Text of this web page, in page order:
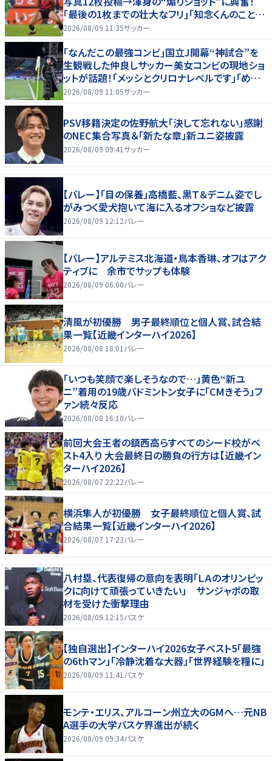
｢最後の1枚までの壮大なフリ｣｢知念くんのことど
んだけ好きなんよｗ｣
2026/08/09 11:35サッカー
｢なんだこの最強コンビ｣国立J開幕“神試合”を
生観戦した仲良しサッカー美女コンビの現地ショ
ットが話題！｢メッシとクリロナレベルです｣｢めちゃ
くちゃ可愛い｣
2026/08/09 11:05サッカー
PSV移籍決定の佐野航大「決して忘れない」感謝
のNEC集合写真＆「新たな章」新ユニ姿披露
2026/08/09 09:41サッカー
【バレー】「目の保養」高橋藍、黒Ｔ＆デニム姿でし
がみつく愛犬抱いて海に入るオフショなど披露
2026/08/09 12:12バレー
【バレー】アルテミス北海道・鳥本香琳、オフはアク
ティブに 余市でサップも体験
2026/08/09 06:00バレー
清風が初優勝 男子最終順位と個人賞、試合結
果一覧【近畿インターハイ2026】
2026/08/08 18:01 バレー
「いつも笑顔で楽しそうなので…」黄色“新ユ
ニ”着用の19歳バドミントン女子に「CMきそう」フ
ァン続々反応
2026/08/08 16:10バレー
前回大会王者の鎮西高らすべてのシード校がベ
スト4入り 大会最終日の勝負の行方は【近畿イン
ターハイ2026】
2026/08/07 22:22バレー
横浜隼人が初優勝 女子最終順位と個人賞、試
合結果一覧【近畿インターハイ2026】
2026/08/07 17:23バレー
八村塁、代表復帰の意向を表明「ＬＡのオリンピッ
クに向けて頑張っていきたい」 サンジャポの取
材を受けた衝撃理由
2026/08/09 12:15バスケ
【独自選出】インターハイ2026女子ベスト5「最強
の6thマン」「冷静沈着な大器」「世界経験を糧に」
2026/08/09 11:41 バスケ
モンテ・エリス、アルコーン州立大のGMへ…元NB
A選手の大学バスケ界進出が続く
2026/08/09 09:34バスケ